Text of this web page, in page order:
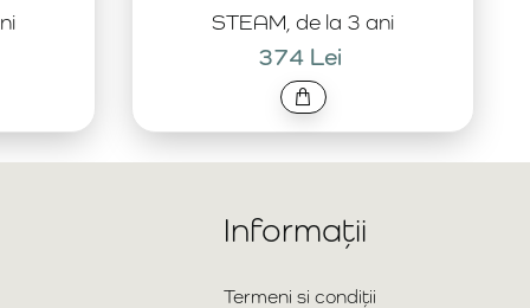
STEAM, de la 3 ani
374 Lei
Informații
Termeni si condiții